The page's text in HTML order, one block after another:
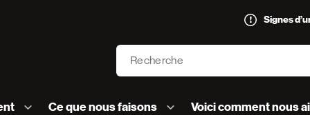
Signes
Recherche
Ce que nous faisons Voici comment nous